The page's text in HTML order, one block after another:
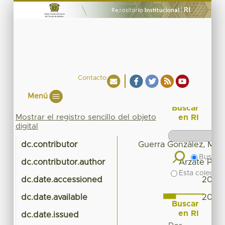
Contacto
Menú
Mostrar el registro sencillo del objeto
digital
dc.contributor Guerra González, Ma.
dc.contributor.author Arzate
dc.date.accessioned 2017-
dc.date.available 2017-
dc.date.issued
Buscar
en RI
Buscar
Esta
Buscar
en RI